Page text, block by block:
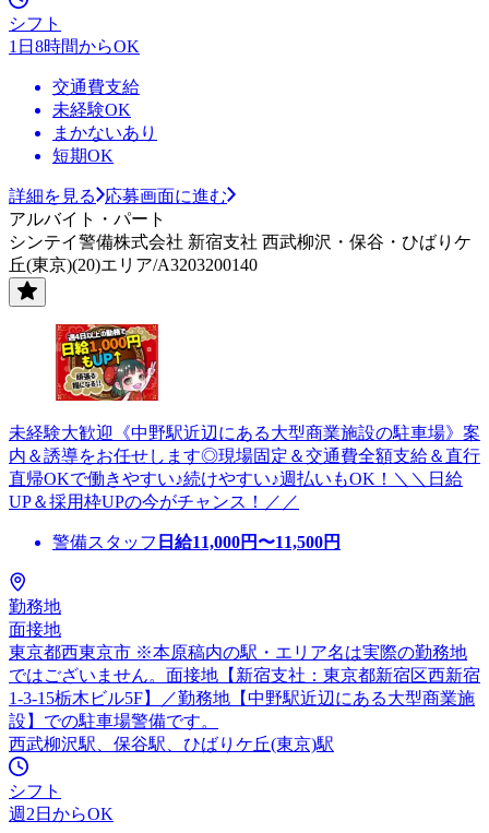
シフト
1日8時間からOK
交通費支給
未経験OK
まかないあり
短期OK
詳細を見る
応募画面に進む
アルバイト・パート
シンテイ警備株式会社 新宿支社 西武柳沢・保谷・ひばりケ
丘(東京)(20)エリア/A3203200140
未経験大歓迎《中野駅近辺にある大型商業施設の駐車場》案
内＆誘導をお任せします◎現場固定＆交通費全額支給＆直行
直帰OKで働きやすい♪続けやすい♪週払いもOK！＼＼日給
UP＆採用枠UPの今がチャンス！／／
警備スタッフ 日給11,000円〜11,500円
勤務地
面接地
東京都西東京市 ※本原稿内の駅・エリア名は実際の勤務地
ではございません。面接地【新宿支社：東京都新宿区西新宿
1-3-15栃木ビル5F】／勤務地【中野駅近辺にある大型商業施
設】での駐車場警備です。
西武柳沢駅、保谷駅、ひばりケ丘(東京)駅
シフト
週2日からOK